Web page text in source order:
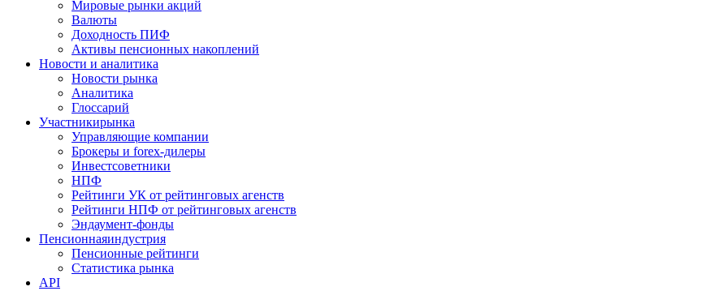
Мировые рынки акций
Валюты
Доходность ПИФ
Активы пенсионных накоплений
Новости и аналитика
Новости рынка
Аналитика
Глоссарий
Участникирынка
Управляющие компании
Брокеры и forex-дилеры
Инвестсоветники
НПФ
Рейтинги УК от рейтинговых агенств
Рейтинги НПФ от рейтинговых агенств
Эндаумент-фонды
Пенсионнаяиндустрия
Пенсионные рейтинги
Статистика рынка
API